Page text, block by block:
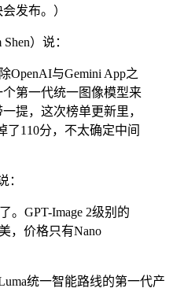
发布。）
）说：
OpenAI与Gemini App之
第一代统一图像模型来
提，这次榜单更新里，
了110分，不太确定中间
：
。GPT-Image 2级别的
，价格只有Nano
统一智能路线的第一代产